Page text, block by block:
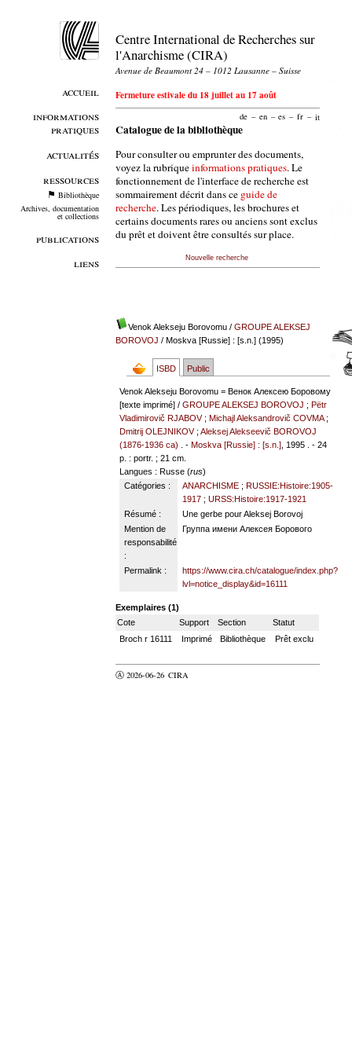
accueil
informations
pratiques
actualités
ressources
Bibliothèque
Archives, documentation
et collections
publications
liens
Centre International de Recherches sur
l'Anarchisme (CIRA)
Avenue de Beaumont 24 – 1012 Lausanne – Suisse
Fermeture estivale du 18 juillet au 17 août
de – en – es – fr – it
Catalogue de la bibliothèque
Pour consulter ou emprunter des documents,
voyez la rubriqueinformations pratiques. Le
fonctionnement de l'interface de recherche est
sommairement décrit dans ce guide de
recherche. Les périodiques, les brochures et
certains documents rares ou anciens sont exclus
du prêt et doivent être consultés sur place.
Nouvelle recherche
Venok Alekseju Borovomu/ GROUPE ALEKSEJ
BOROVOJ / Moskva [Russie] : [s.n.] (1995)
ISBD Public
Venok Alekseju Borovomu = Венок Алексею Боровому
[texte imprimé] /GROUPE ALEKSEJ BOROVOJ ;Pëtr
Vladimirovič RJABOV;Michajl Aleksandrovič COVMA;
Dmitrij OLEJNIKOV;Aleksej Alekseevič BOROVOJ
(1876-1936 ca)
. -Moskva [Russie] : [s.n.] , 1995 . - 24
p. : portr. ; 21 cm.
Langues : Russe (rus)
Catégories :
ANARCHISME; RUSSIE:Histoire:1905-
1917; URSS:Histoire:1917-1921
Résumé :
Une gerbe pour Aleksej Borovoj
Mention de
responsabilité
:
Группа имени Алексея Борового
Permalink :
https://www.cira.ch/catalogue/index.php?
lvl=notice_display&id=16111
Exemplaires (1)
Cote
Support Section
Statut
Broch r 16111
Imprimé Bibliothèque Prêt exclu
Ⓐ 2026-06-26 CIRA